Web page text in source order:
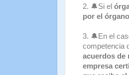
2. 🔔Si el
por el
3. 🔔En el
competencia
acuerdos de
empresa